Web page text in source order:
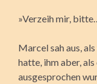
»Verzeih mir,
Marcel sah aus,
hatte, ihm aber,
ausgesprochen